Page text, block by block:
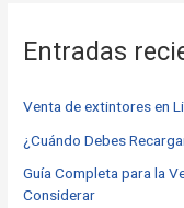
a
p
o
r
:
Entradas
Venta de extintores en
¿Cuándo Debes
Guía Completa para la
Considerar